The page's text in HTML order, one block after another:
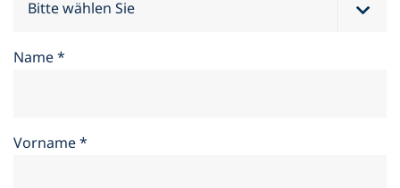
Name*
Vorname*